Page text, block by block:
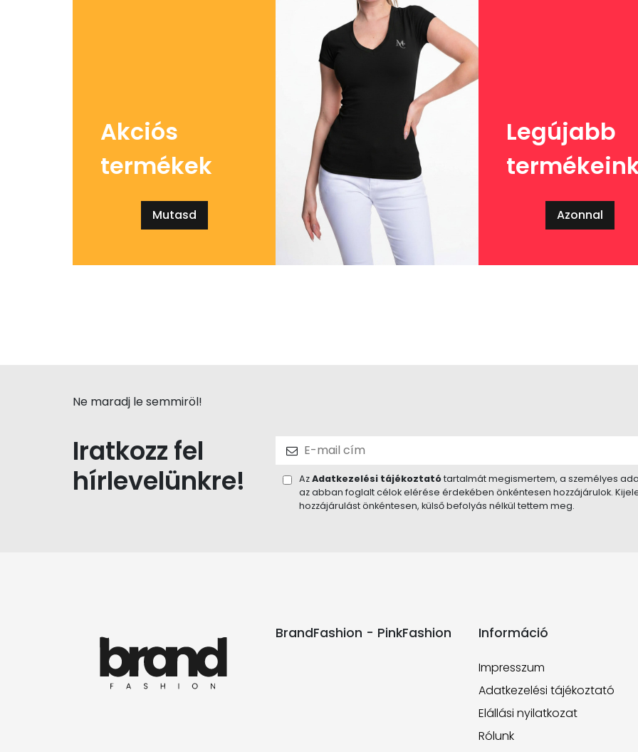
Akciós
termékek
Mutasd
Legújabb
Azonnal
Ne maradj le semmiröl!
Iratkozz fel
hírlevelünkre!
AzAdatkezelési tájékoztatótartalmát megismertem, a személyes
az abban foglalt célok elérése érdekében önkéntesen hozzájárulok.
hozzájárulást önkéntesen, külső befolyás nélkül tettem meg.
BrandFashion - PinkFashion Információ
Impresszum
Adatkezelési tájékoztató
Elállási nyilatkozat
Rólunk